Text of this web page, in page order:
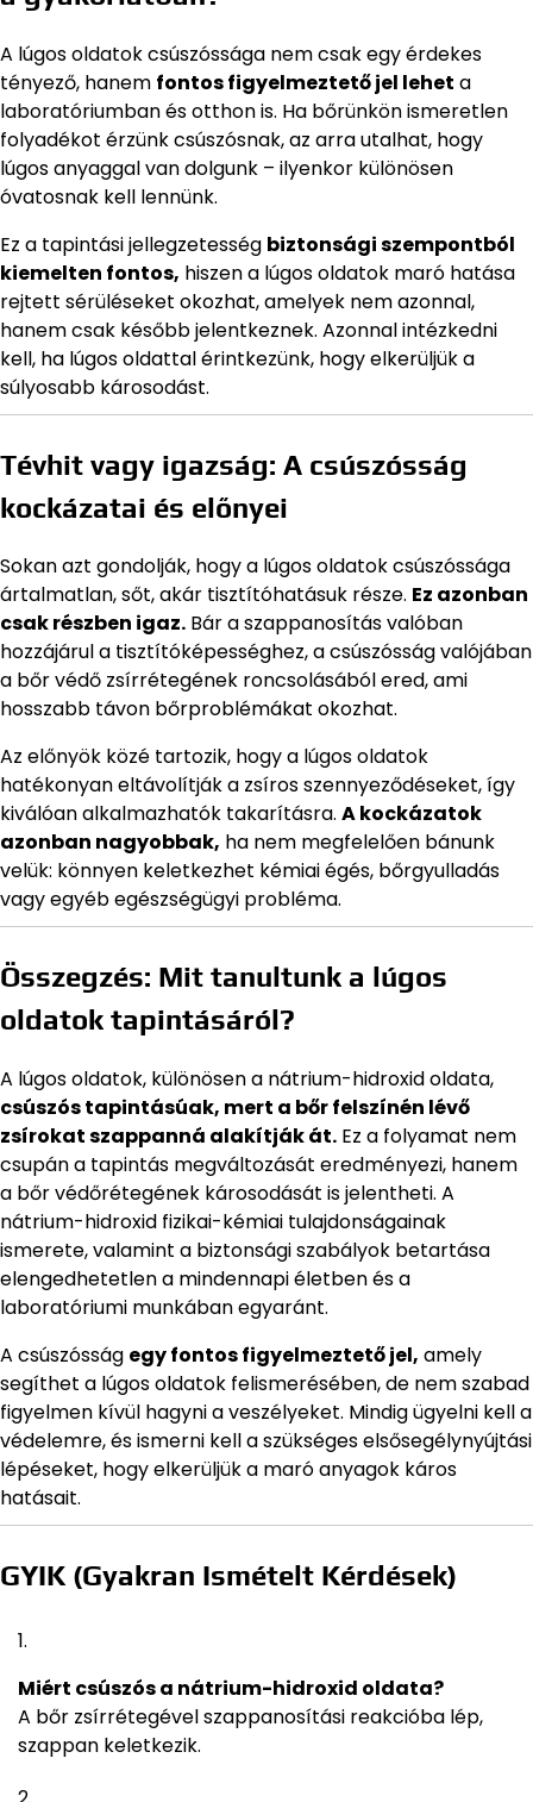
A lúgos oldatok csúszóssága nem csak egy érdekes
tényező, hanem fontos figyelmeztető jel lehet a
laboratóriumban és otthon is. Ha bőrünkön ismeretlen
folyadékot érzünk csúszósnak, az arra utalhat, hogy
lúgos anyaggal van dolgunk – ilyenkor különösen
óvatosnak kell lennünk.
Ez a tapintási jellegzetesség biztonsági szempontból
kiemelten fontos, hiszen a lúgos oldatok maró hatása
rejtett sérüléseket okozhat, amelyek nem azonnal,
hanem csak később jelentkeznek. Azonnal intézkedni
kell, ha lúgos oldattal érintkezünk, hogy elkerüljük a
súlyosabb károsodást.
Tévhit vagy igazság: A csúszósság
kockázatai és előnyei
Sokan azt gondolják, hogy a lúgos oldatok csúszóssága
ártalmatlan, sőt, akár tisztítóhatásuk része. Ez azonban
csak részben igaz. Bár a szappanosítás valóban
hozzájárul a tisztítóképességhez, a csúszósság valójában
a bőr védő zsírrétegének roncsolásából ered, ami
hosszabb távon bőrproblémákat okozhat.
Az előnyök közé tartozik, hogy a lúgos oldatok
hatékonyan eltávolítják a zsíros szennyeződéseket, így
kiválóan alkalmazhatók takarításra. A kockázatok
azonban nagyobbak, ha nem megfelelően bánunk
velük: könnyen keletkezhet kémiai égés, bőrgyulladás
vagy egyéb egészségügyi probléma.
Összegzés: Mit tanultunk a lúgos
oldatok tapintásáról?
A lúgos oldatok, különösen a nátrium-hidroxid oldata,
csúszós tapintásúak, mert a bőr felszínén lévő
zsírokat szappanná alakítják át. Ez a folyamat nem
csupán a tapintás megváltozását eredményezi, hanem
a bőr védőrétegének károsodását is jelentheti. A
nátrium-hidroxid fizikai-kémiai tulajdonságainak
ismerete, valamint a biztonsági szabályok betartása
elengedhetetlen a mindennapi életben és a
laboratóriumi munkában egyaránt.
A csúszósság egy fontos figyelmeztető jel, amely
segíthet a lúgos oldatok felismerésében, de nem szabad
figyelmen kívül hagyni a veszélyeket. Mindig ügyelni kell a
védelemre, és ismerni kell a szükséges elsősegélynyújtási
lépéseket, hogy elkerüljük a maró anyagok káros
hatásait.
GYIK (Gyakran Ismételt Kérdések)
Miért csúszós a nátrium-hidroxid oldata?
A bőr zsírrétegével szappanosítási reakcióba lép,
szappan keletkezik.